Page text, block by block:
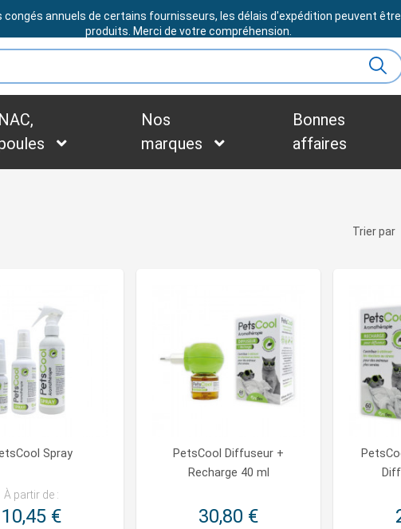
BESOIN D'ASSISTANCE ?
congés annuels de certains fournisseurs, les délais d'expédition peuvent
produits. Merci de votre compréhension.
NAC,
Nos
marques
Bonnes
affaires
Trier par
Spray
À partir de :
10,45 €
PetsCool Diffuseur +
Recharge 40 ml
30,80 €